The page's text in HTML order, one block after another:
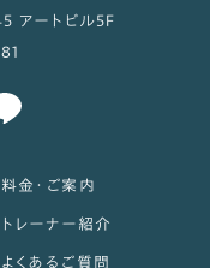
アートビル5F
料金・ご案内
トレーナー紹介
よくあるご質問